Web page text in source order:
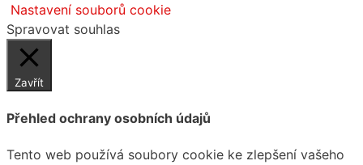
Nastavení souborů cookie
Spravovat souhlas
Zavřít
Přehled ochrany osobních údajů
Tento web používá soubory cookie ke zlepšení vašeho